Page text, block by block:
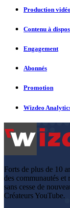
Production
Contenu à
Engagement
Abonnés
Promotion
Wizdeo
Forts de plus de 10
des communautés et
sans cesse de
Créateurs YouTube.